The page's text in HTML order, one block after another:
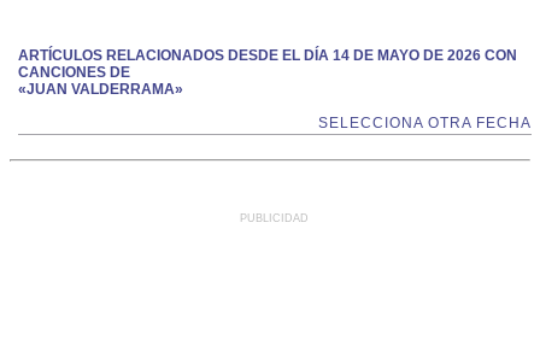
ARTÍCULOS RELACIONADOS DESDE EL DÍA 14 DE MAYO DE 2026 CON
CANCIONES DE
«JUAN VALDERRAMA»
SELECCIONA OTRA FECHA
PUBLICIDAD